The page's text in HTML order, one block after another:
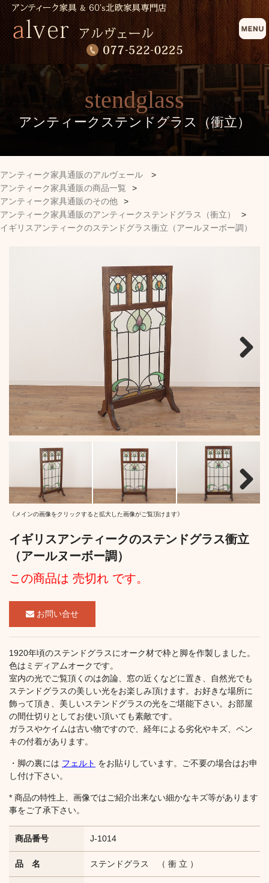
stendglass
アンティークステンドグラス（衝立）
アンティーク家具通販のアルヴェール
>
アンティーク家具通販の商品一覧
>
アンティーク家具通販のその他
>
アンティーク家具通販のアンティークステンドグラス（衝立）
>
イギリスアンティークのステンドグラス衝立（アールヌーボー調）
Next
《メインの画像をクリックすると拡大した画像がご覧頂けます》
イギリスアンティークのステンドグラス衝立
（アールヌーボー調）
この商品は 売切れ です。
お問い合せ
1920年頃のステンドグラスにオーク材で枠と脚を作製しました。
色はミディアムオークです。
室内の光でご覧頂くのは勿論、窓の近くなどに置き、自然光でも
ステンドグラスの美しい光をお楽しみ頂けます。お好きな場所に
飾って頂き、美しいステンドグラスの光をご堪能下さい。お部屋
の間仕切りとしてお使い頂いても素敵です。
ガラスやケイムは古い物ですので、経年による劣化やキズ、ペン
キの付着があります。
・脚の裏には フェルト をお貼りしています。ご不要の場合はお申
し付け下さい。
* 商品の特性上、画像ではご紹介出来ない細かなキズ等があります
事をご了承下さい。
商品番号 J-1014
品 名 ステンドグラス （ 衝 立 ）